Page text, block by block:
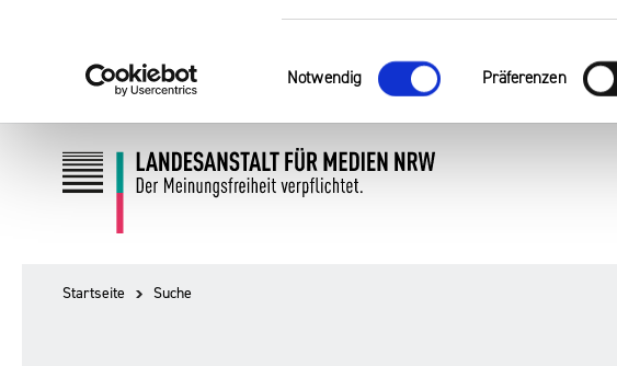
Einwilligungsauswahl
Notwendig Präferenzen
Inhalt
Navigation
Startseite Suche